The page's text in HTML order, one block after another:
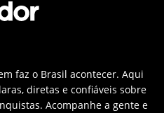
faz o Brasil acontecer. Aqui
diretas e confiáveis sobre
Acompanhe a gente e